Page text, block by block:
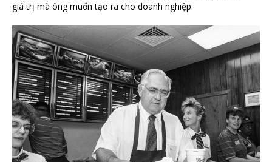
giá trị mà ông muốn tạo ra cho doanh nghiệp.